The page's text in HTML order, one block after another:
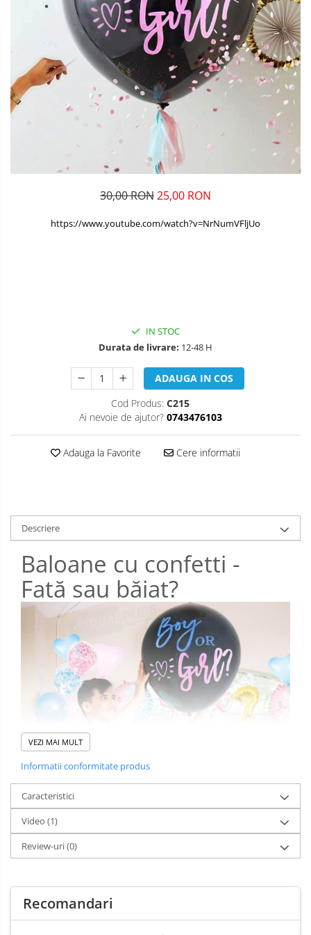
30,00 RON25,00 RON
https://www.youtube.com/watch?v=NrNumVFljUo
IN STOC
Durata de livrare: 12-48 H
ADAUGA IN COS
Cod Produs: C215
Ai nevoie de ajutor? 0743476103
Adauga la Favorite Cere informatii
Descriere
Baloane cu confetti -
Fată sau băiat?
Dalsi
Conținutul pachetului:
VEZI MAI MULT
Informatii conformitate produs
Caracteristici
Video (1)
Review-uri(0)
Recomandari